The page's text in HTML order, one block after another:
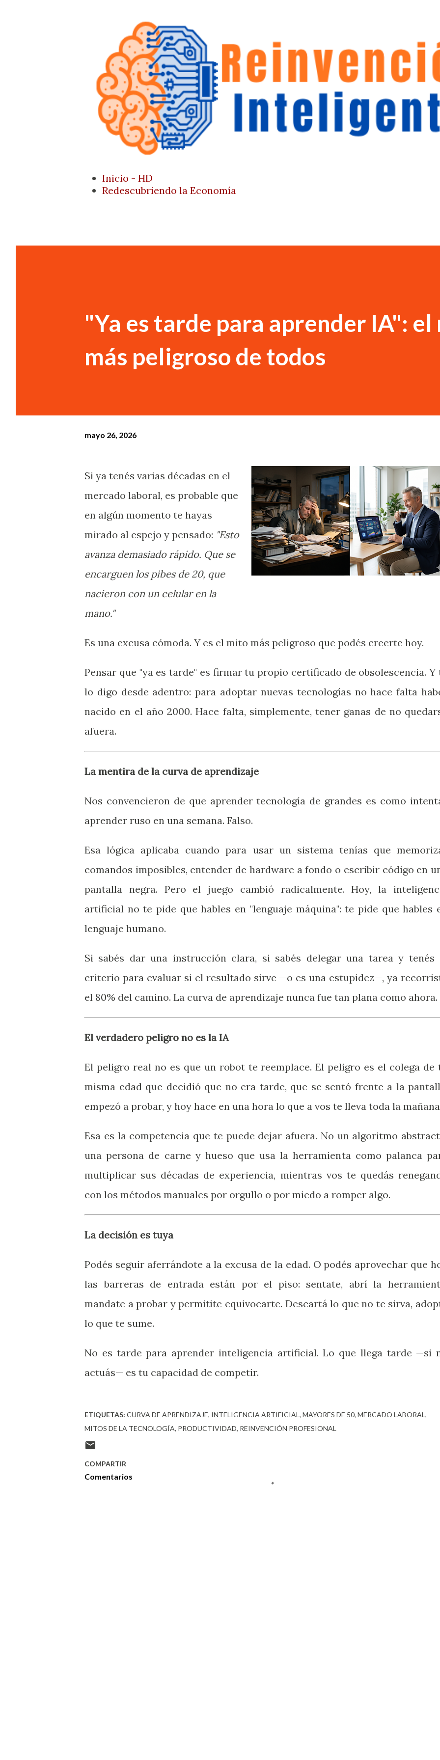
Inicio - HD
Redescubriendo la Economía
"Ya es tarde para aprender IA":
más peligroso de todos
mayo 26, 2026
Si ya tenés varias décadas en el
mercado laboral, es probable que
en algún momento te hayas
mirado al espejo y pensado: "Esto
avanza demasiado rápido. Que se
encarguen los pibes de 20, que
nacieron con un celular en la
mano."
Es una excusa cómoda. Y es el mito más peligroso que podés creerte hoy.
Pensar que "ya es tarde" es firmar tu propio certificado de obsolescencia. Y
lo digo desde adentro: para adoptar nuevas tecnologías no hace falta
nacido en el año 2000. Hace falta, simplemente, tener ganas de no
afuera.
La mentira de la curva de aprendizaje
Nos convencieron de que aprender tecnología de grandes es como
aprender ruso en una semana. Falso.
Esa lógica aplicaba cuando para usar un sistema tenías que
comandos imposibles, entender de hardware a fondo o escribir código en
pantalla negra. Pero el juego cambió radicalmente. Hoy, la
artificial no te pide que hables en "lenguaje máquina": te pide que hables
lenguaje humano.
Si sabés dar una instrucción clara, si sabés delegar una tarea y tenés
criterio para evaluar si el resultado sirve —o es una estupidez—, ya
el 80% del camino. La curva de aprendizaje nunca fue tan plana como ahora.
El verdadero peligro no es la IA
El peligro real no es que un robot te reemplace. El peligro es el colega de
misma edad que decidió que no era tarde, que se sentó frente a la
empezó a probar, y hoy hace en una hora lo que a vos te lleva toda la
Esa es la competencia que te puede dejar afuera. No un algoritmo
una persona de carne y hueso que usa la herramienta como palanca
multiplicar sus décadas de experiencia, mientras vos te quedás
con los métodos manuales por orgullo o por miedo a romper algo.
La decisión es tuya
Podés seguir aferrándote a la excusa de la edad. O podés aprovechar que
las barreras de entrada están por el piso: sentate, abrí la
mandate a probar y permitite equivocarte. Descartá lo que no te sirva,
lo que te sume.
No es tarde para aprender inteligencia artificial. Lo que llega tarde —si
actuás— es tu capacidad de competir.
ETIQUETAS: CURVA DE APRENDIZAJE INTELIGENCIA ARTIFICIAL MAYORES DE 50 MERCADO LABORAL
MITOS DE LA TECNOLOGÍA PRODUCTIVIDAD REINVENCIÓN PROFESIONAL
COMPARTIR
Comentarios